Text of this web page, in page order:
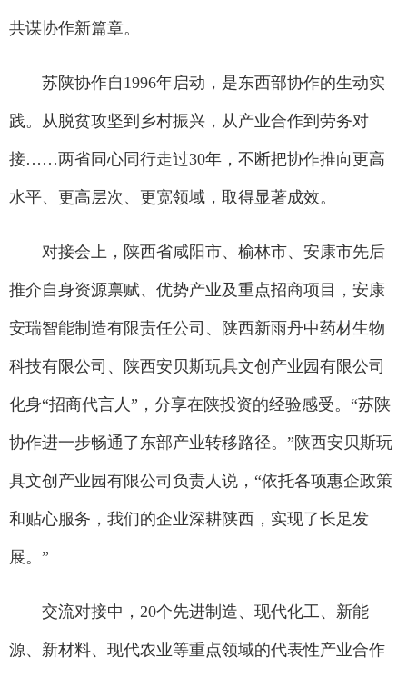
共谋协作新篇章。
苏陕协作自1996年启动，是东西部协作的生动实
践。从脱贫攻坚到乡村振兴，从产业合作到劳务对
接……两省同心同行走过30年，不断把协作推向更高
水平、更高层次、更宽领域，取得显著成效。
对接会上，陕西省咸阳市、榆林市、安康市先后
推介自身资源禀赋、优势产业及重点招商项目，安康
安瑞智能制造有限责任公司、陕西新雨丹中药材生物
科技有限公司、陕西安贝斯玩具文创产业园有限公司
化身“招商代言人”，分享在陕投资的经验感受。“苏陕
协作进一步畅通了东部产业转移路径。”陕西安贝斯玩
具文创产业园有限公司负责人说，“依托各项惠企政策
和贴心服务，我们的企业深耕陕西，实现了长足发
展。”
交流对接中，20个先进制造、现代化工、新能
源、新材料、现代农业等重点领域的代表性产业合作